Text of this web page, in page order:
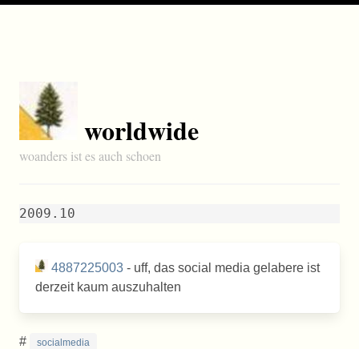
worldwide
woanders ist es auch schoen
2009.10
4887225003 - uff, das social media gelabere ist
derzeit kaum auszuhalten
# socialmedia